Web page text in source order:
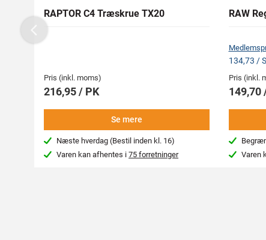
RAPTOR C4 Træskrue TX20
Pris (inkl. moms)
216,95 / PK
Se mere
Næste hverdag (Bestil inden kl. 16)
Varen kan afhentes i75 forretninger
RAW
134,73 /
Pris (inkl.
149,70
Varen
Previous